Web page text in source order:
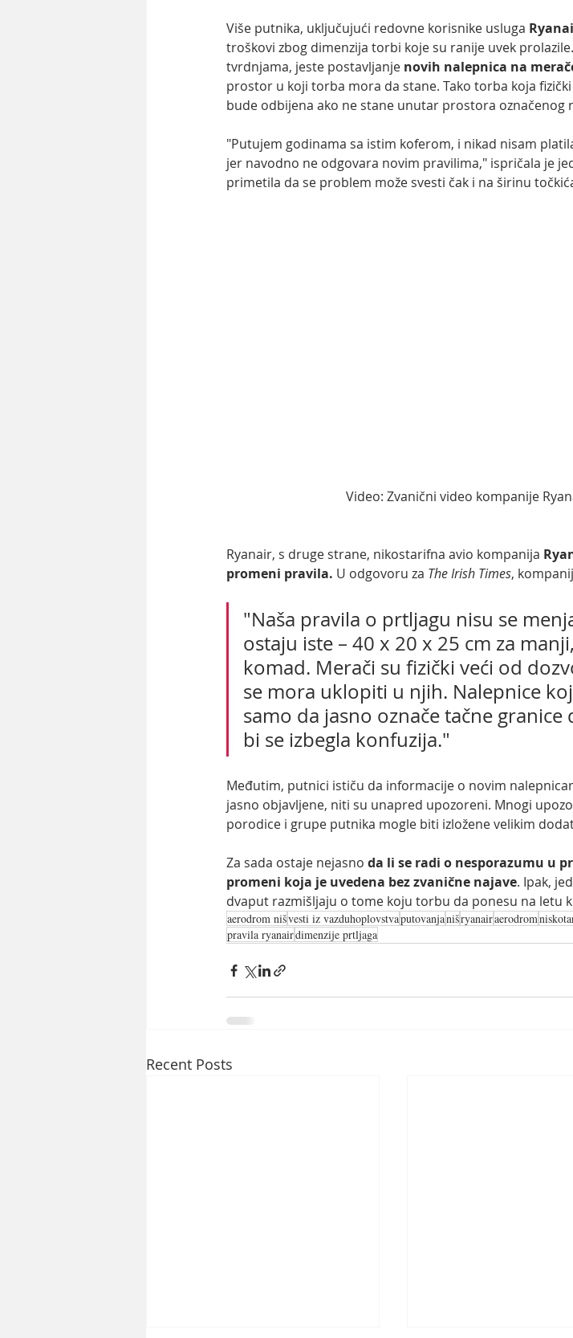
Više putnika, uključujući redovne korisnike usluga
troškovi zbog dimenzija torbi koje su ranije uvek
tvrdnjama, jeste postavljanje novih nalepnica na
prostor u koji torba mora da stane. Tako torba koja
bude odbijena ako ne stane unutar prostora označenog
"Putujem godinama sa istim koferom, i nikad nisam
jer navodno ne odgovara novim pravilima," ispričala je
primetila da se problem može svesti čak i na širinu
Video: Zvanični video kompanije
Ryanair, s druge strane, nikostarifna avio kompanija
promeni pravila. U odgovoru za The Irish Times,
"Naša pravila o prtljagu nisu se
ostaju iste – 40 x 20 x 25 cm za
komad. Merači su fizički veći od
se mora uklopiti u njih. Nalepnice
samo da jasno označe tačne
bi se izbegla konfuzija."
Međutim, putnici ističu da informacije o novim
jasno objavljene, niti su unapred upozoreni. Mnogi
porodice i grupe putnika mogle biti izložene velikim
Za sada ostaje nejasno da li se radi o nesporazumu u
promeni koja je uvedena bez zvanične najave. Ipak,
dvaput razmišljaju o tome koju torbu da ponesu na letu
aerodrom nišvesti iz vazduhoplovstvaputovanjanišryanairaerodrom
pravila ryanairdimenzije prtljaga
Recent Posts